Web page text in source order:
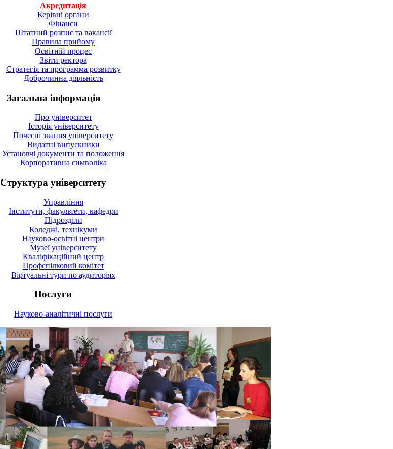
Акредитація
Керівні органи
Фінанси
Штатний розпис та вакансії
Правила прийому
Освітній процес
Звіти ректора
Стратегія та программа розвитку
Доброчинна діяльність
Загальна інформація
Про університет
Історія університету
Почесні звання університету
Видатні випускники
Установчі документи та положення
Корпоративна символiка
Структура університету
Управління
Інститути, факультети, кафедри
Підрозділи
Коледжі, технікуми
Науково-освітні центри
Музеї університету
Кваліфікаційний центр
Профспілковий комітет
Віртуальні тури по аудиторіях
Послуги
Науково-аналітичні послуги